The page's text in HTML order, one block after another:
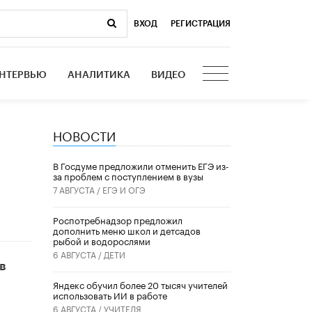
ВХОД РЕГИСТРАЦИЯ
АНАЛИТИКА ВИДЕО
НОВОСТИ
В Госдуме предложили отменить ЕГЭ из-
за проблем с поступлением в вузы
7 АВГУСТА / ЕГЭ И ОГЭ
Роспотребнадзор предложил
дополнить меню школ и детсадов
рыбой и водорослями
6 АВГУСТА / ДЕТИ
​Яндекс обучил более 20 тысяч учителей
использовать ИИ в работе
6 АВГУСТА /УЧИТЕЛЯ